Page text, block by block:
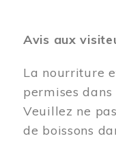
Avis aux
La nourriture
permises dans
Veuillez ne
de boissons